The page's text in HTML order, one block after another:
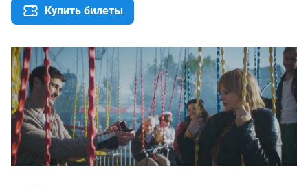
Купить билеты